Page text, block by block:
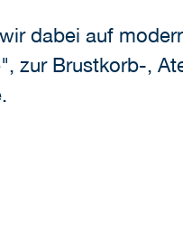
dabei auf
zur Brustkorb-,